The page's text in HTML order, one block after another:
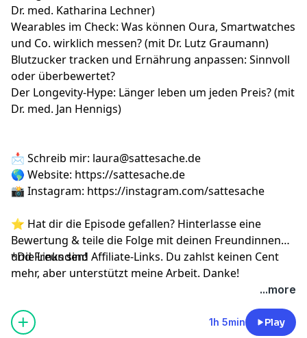
Dr. med. Katharina Lechner)
Wearables im Check: Was können Oura, Smartwatches
und Co. wirklich messen? (mit Dr. Lutz Graumann)
Blutzucker tracken und Ernährung anpassen: Sinnvoll
oder überbewertet?
Der Longevity-Hype: Länger leben um jeden Preis? (mit
Dr. med. Jan Hennigs)
📩 Schreib mir: laura@sattesache.de
🌎 Website: https://sattesache.de
📸 Instagram: https://instagram.com/sattesache
⭐️ Hat dir die Episode gefallen? Hinterlasse eine
Bewertung & teile die Folge mit deinen Freundinnen
und Freunden!
*Die Links sind Affiliate-Links. Du zahlst keinen Cent
mehr, aber unterstützt meine Arbeit. Danke!
...more
1h 5min Play